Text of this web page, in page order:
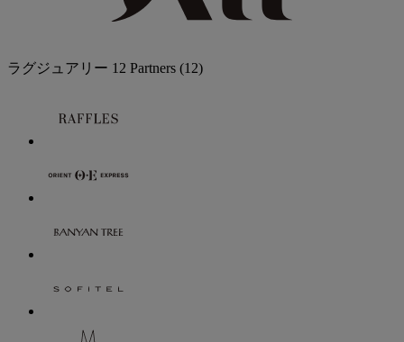
ラグジュアリー 12 Partners (12)